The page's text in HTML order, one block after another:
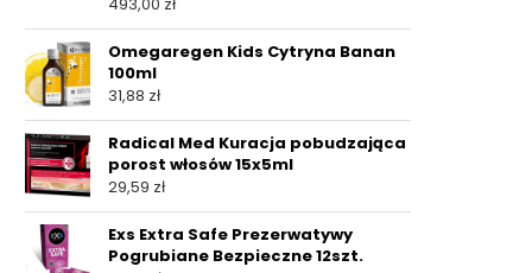
Omegaregen Kids Cytryna Banan
100ml
31,88 zł
Radical Med Kuracja pobudzająca
porost włosów 15x5ml
29,59 zł
Exs Extra Safe Prezerwatywy
Pogrubiane Bezpieczne 12szt.